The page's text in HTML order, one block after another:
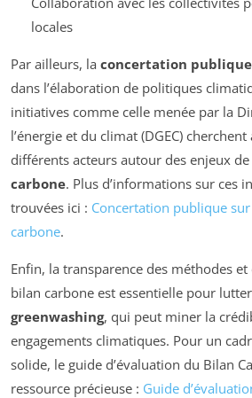
locales
Par ailleurs, la concertation publique
dans l’élaboration de politiques
initiatives comme celle menée par la
l’énergie et du climat (DGEC)
différents acteurs autour des enjeux de
carbone. Plus d’informations sur ces
trouvées ici : Concertation publique
carbone.
Enfin, la transparence des méthodes
bilan carbone est essentielle pour
greenwashing, qui peut miner la
engagements climatiques. Pour un
solide, le guide d’évaluation du Bilan
ressource précieuse : Guide